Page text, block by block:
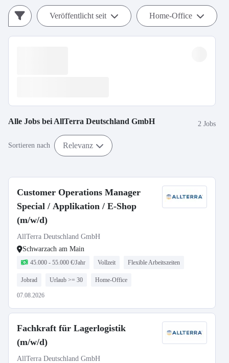
Veröffentlicht seit Home-Office
Alle Jobs bei AllTerra Deutschland GmbH 2 Jobs
Sortieren nach Relevanz
Customer Operations Manager
Special / Applikation / E-Shop
(m/w/d)
AllTerra Deutschland GmbH
Schwarzach am Main
45.000 - 55.000 €/Jahr Vollzeit Flexible Arbeitszeiten
Jobrad Urlaub >= 30 Home-Office
07.08.2026
Fachkraft für Lagerlogistik
(m/w/d)
AllTerra Deutschland GmbH